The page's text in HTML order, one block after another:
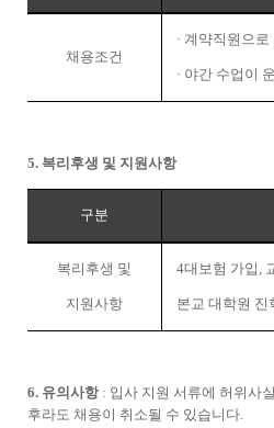
채용조건
·계약직원으로
· 야간 수업이
5. 복리후생 및 지원사항
구분
복리후생 및
지원사항
4대보험 가입 ,
본교 대학원
6. 유의사항 : 입사 지원 서류에 허위사
후라도 채용이 취소될 수 있습니다.